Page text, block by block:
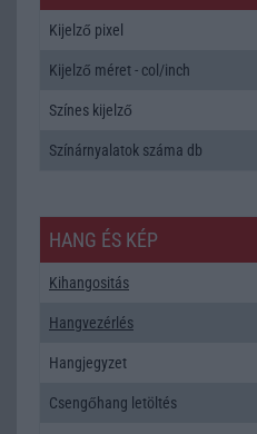
Kijelző pixel
Kijelző méret - col/inch
Színes kijelző
Színárnyalatok száma db
HANG ÉS KÉP
Kihangositás
Hangvezérlés
Hangjegyzet
Csengőhang letöltés